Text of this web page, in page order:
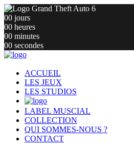
00 jours
00 heures
00 minutes
00 secondes
ACCUEIL
LES JEUX
LES STUDIOS
LABEL MUSCIAL
COLLECTION
QUI SOMMES-NOUS ?
CONTACT